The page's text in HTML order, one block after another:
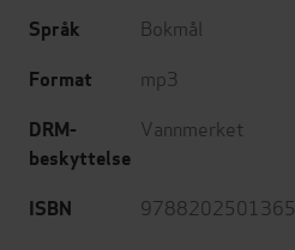
Språk Bokmål
Format mp3
DRM-
beskyttelse
Vannmerket
ISBN 9788202501365